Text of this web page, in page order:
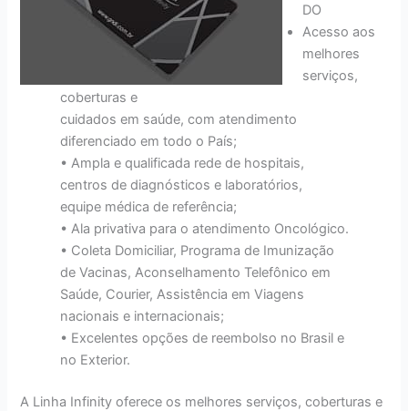
DO
Acesso aos
melhores
serviços,
coberturas e
cuidados em saúde, com atendimento
diferenciado em todo o País;
• Ampla e qualificada rede de hospitais,
centros de diagnósticos e laboratórios,
equipe médica de referência;
• Ala privativa para o atendimento Oncológico.
• Coleta Domiciliar, Programa de Imunização
de Vacinas, Aconselhamento Telefônico em
Saúde, Courier, Assistência em Viagens
nacionais e internacionais;
• Excelentes opções de reembolso no Brasil e
no Exterior.
A Linha Infinity oferece os melhores serviços, coberturas e